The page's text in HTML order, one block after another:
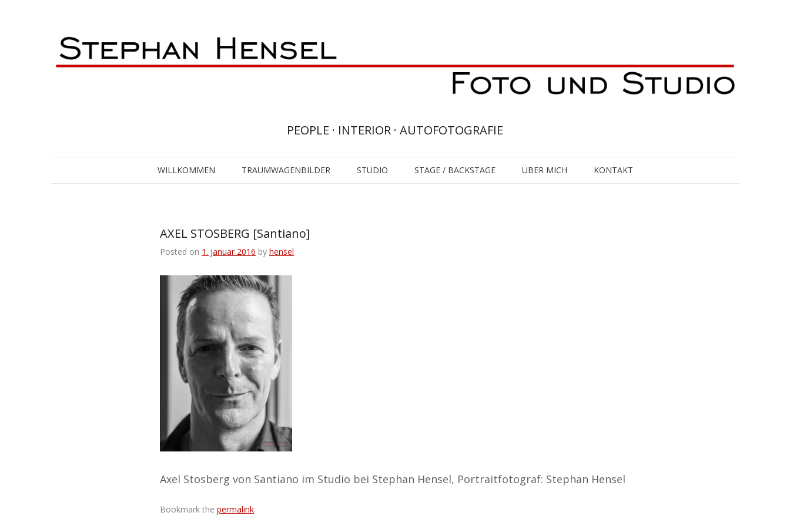
PEOPLE · INTERIOR · AUTOFOTOGRAFIE
WILLKOMMEN TRAUMWAGENBILDER STUDIO STAGE / BACKSTAGE ÜBER MICH KONTAKT
AXEL STOSBERG [Santiano]
Posted on 1. Januar 2016 by hensel
Axel Stosberg von Santiano im Studio bei Stephan Hensel, Portraitfotograf: Stephan Hensel
Bookmark the permalink.